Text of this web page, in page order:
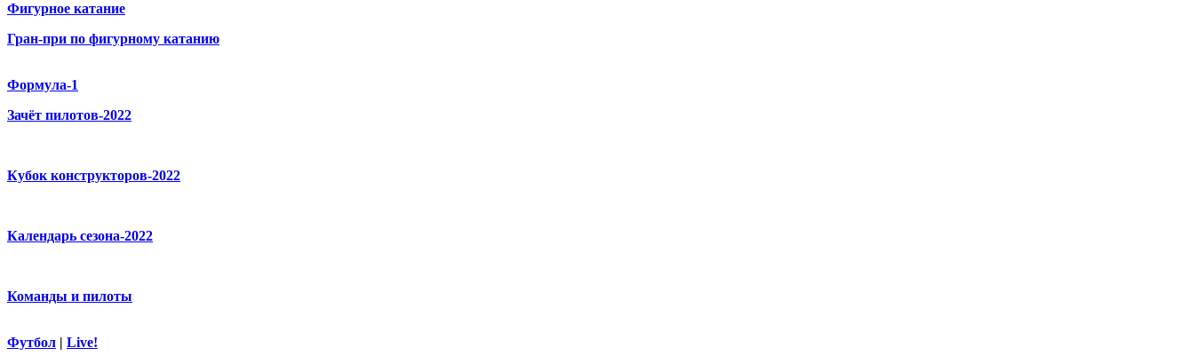
Фигурное катание
Гран-при по фигурному катанию
Формула-1
Зачёт пилотов-2022
Кубок конструкторов-2022
Календарь сезона-2022
Команды и пилоты
Футбол | Live!